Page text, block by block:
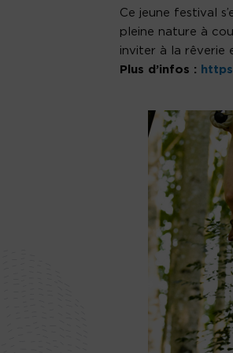
Ce jeune festival
pleine nature à
inviter à la rêverie
Plus d’infos :